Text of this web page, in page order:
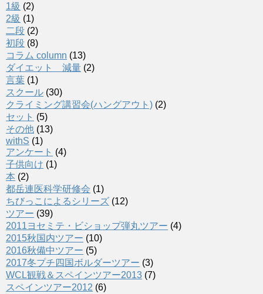
1級 (2)
2級 (1)
二段 (2)
初段 (8)
コラム column (13)
ダイエット 減量 (2)
言葉 (1)
スクール (30)
クライミング講習会(ハングアウト) (2)
セット (5)
その他 (13)
withS (1)
アンケート (4)
子供向け (1)
本 (2)
都岳連医科学研修会 (1)
ちびっこによるシリーズ (12)
ツアー (39)
2011ヨセミテ・ビショップ弾丸ツアー (4)
2015秋国内ツアー (10)
2016秋備中ツアー (5)
2017冬プチ四国ボルダーツアー (3)
WCL観戦＆スペインツアー2013 (7)
スペインツアー2012 (6)